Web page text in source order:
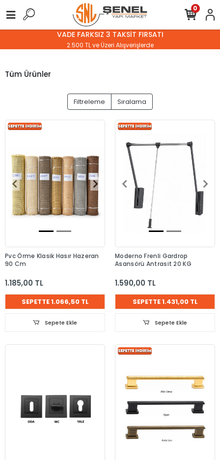
VADE FARKSIZ 3 TAKSİT FIRSATI
2.500 TL ve Üzeri Alışverişlerde
0
Tüm Ürünler
Filtreleme Sıralama
Pvc Örme Klasik Hasır Hazeran
90 Cm
1.185,00 TL
SEPETTE 1.066,50 TL
Sepete Ekle
Moderno Frenli Gardrop
Asansörü Antrasit 20 KG
1.590,00 TL
SEPETTE 1.431,00 TL
Sepete Ekle